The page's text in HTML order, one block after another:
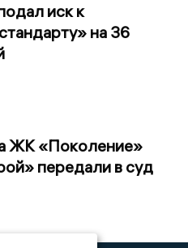
иск к
на 36
ЖК «Поколение»
передали в суд